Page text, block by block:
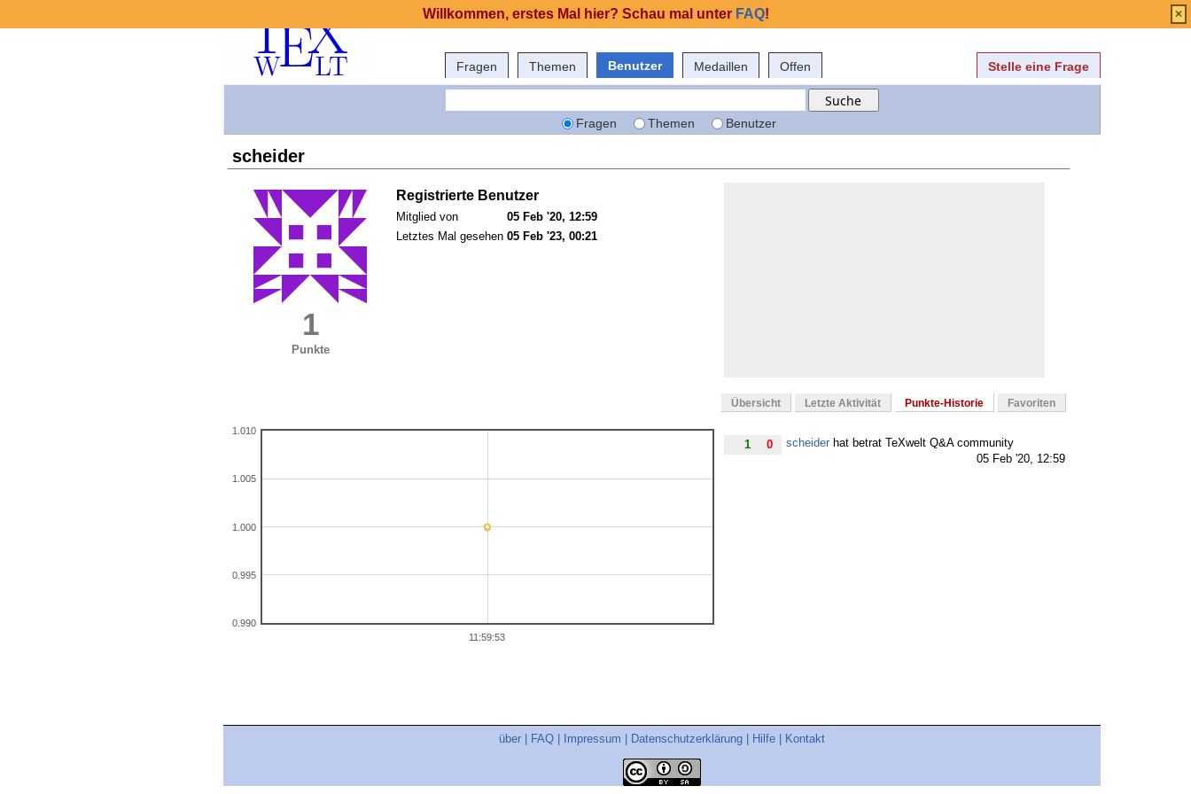
Fragen Themen Benutzer Medaillen Offen Stelle eine Frage
Fragen Themen Benutzer
scheider
1
Punkte
Registrierte Benutzer
Mitglied von
05 Feb '20, 12:59
Letztes Mal gesehen 05 Feb '23, 00:21
Übersicht Letzte Aktivität Punkte-Historie Favoriten
11:59:53
0.990
0.995
1.000
1.005
1.010
1 0 scheider hat betrat TeXwelt Q&A community
05 Feb '20, 12:59
über FAQ Impressum Datenschutzerklärung Hilfe Kontakt
Willkommen, erstes Mal hier? Schau mal unter FAQ! ×